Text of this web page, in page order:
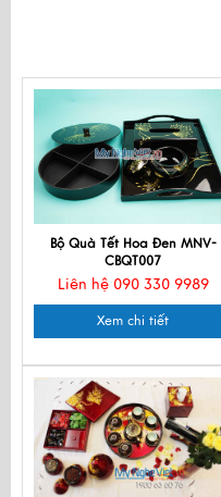
Bộ Quà Tết Hoa Đen MNV-
CBQT007
Liên hệ 090 330 9989
Xem chi tiết